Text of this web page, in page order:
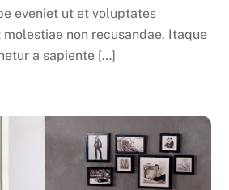
eveniet ut et voluptates
non recusandae. Itaque
a sapiente […]